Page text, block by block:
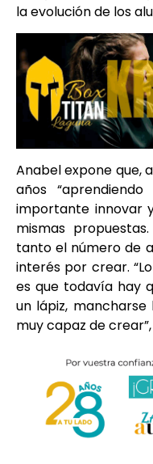
la evolución de los
Anabel expone que,
años
importante innovar
mismas
tanto el número de
interés por crear.
es que todavía hay
un lápiz,
muy capaz de